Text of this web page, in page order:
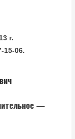
г.
15-06.
—